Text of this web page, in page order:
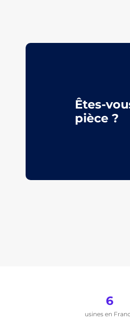
Êtes-
pièce ?
6
usines en